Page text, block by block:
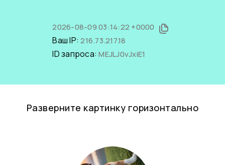
2026-08-09 03:14:22 +0000
Ваш IP:216.73.217.18
ID запроса:MEJLJ0vJxiE1
Разверните картинку горизонтально